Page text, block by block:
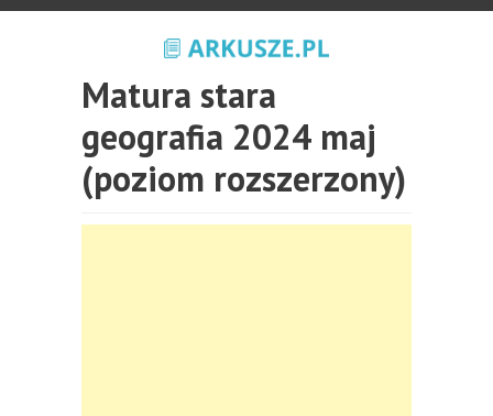
Matura stara
geografia 2024 maj
(poziom rozszerzony)